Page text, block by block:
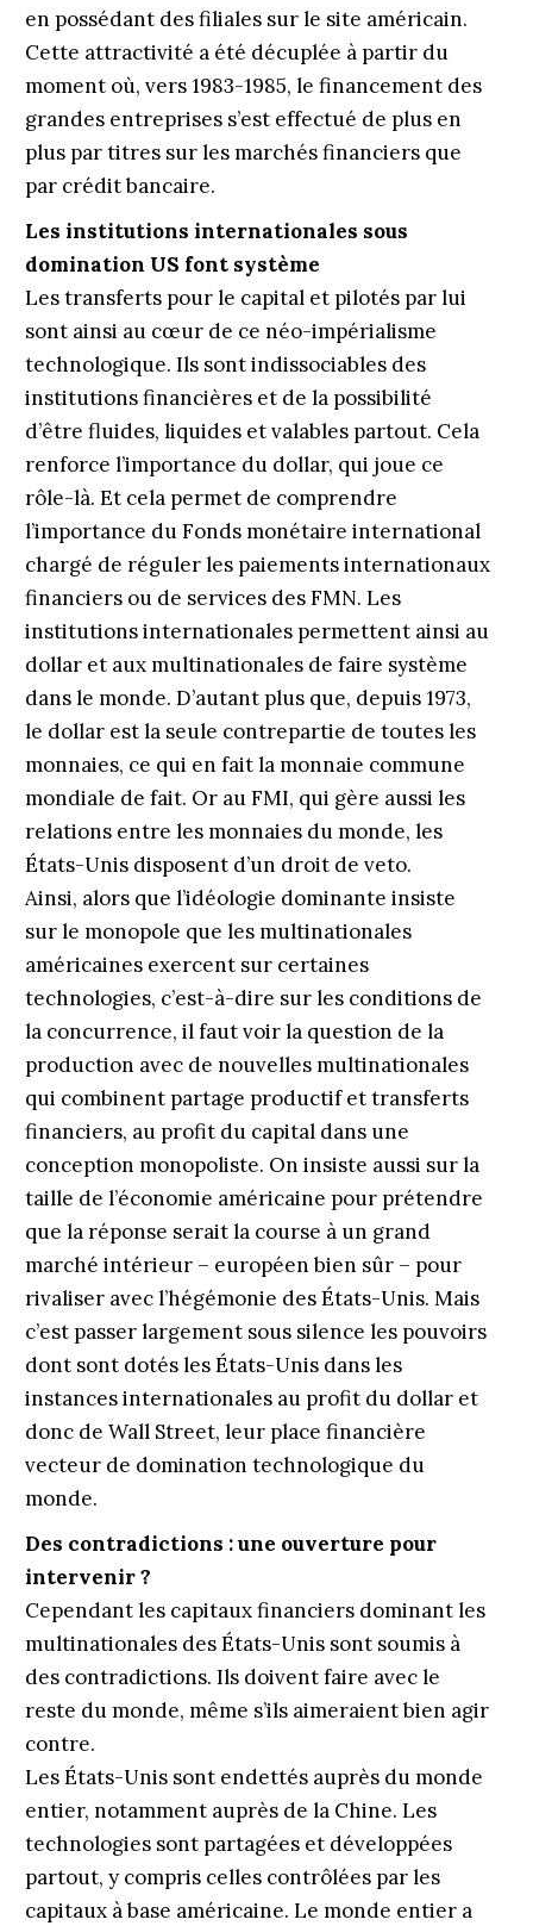
en possédant des filiales sur le site américain.
Cette attractivité a été décuplée à partir du
moment où, vers 1983-1985, le financement des
grandes entreprises s’est effectué de plus en
plus par titres sur les marchés financiers que
par crédit bancaire.
Les institutions internationales sous
domination US font système
Les transferts pour le capital et pilotés par lui
sont ainsi au cœur de ce néo-impérialisme
technologique. Ils sont indissociables des
institutions financières et de la possibilité
d’être fluides, liquides et valables partout. Cela
renforce l’importance du dollar, qui joue ce
rôle-là. Et cela permet de comprendre
l’importance du Fonds monétaire international
chargé de réguler les paiements internationaux
financiers ou de services des FMN. Les
institutions internationales permettent ainsi au
dollar et aux multinationales de faire système
dans le monde. D’autant plus que, depuis 1973,
le dollar est la seule contrepartie de toutes les
monnaies, ce qui en fait la monnaie commune
mondiale de fait. Or au FMI, qui gère aussi les
relations entre les monnaies du monde, les
États-Unis disposent d’un droit de veto.
Ainsi, alors que l’idéologie dominante insiste
sur le monopole que les multinationales
américaines exercent sur certaines
technologies, c’est-à-dire sur les conditions de
la concurrence, il faut voir la question de la
production avec de nouvelles multinationales
qui combinent partage productif et transferts
financiers, au profit du capital dans une
conception monopoliste. On insiste aussi sur la
taille de l’économie américaine pour prétendre
que la réponse serait la course à un grand
marché intérieur – européen bien sûr – pour
rivaliser avec l’hégémonie des États-Unis. Mais
c’est passer largement sous silence les pouvoirs
dont sont dotés les États-Unis dans les
instances internationales au profit du dollar et
donc de Wall Street, leur place financière
vecteur de domination technologique du
monde.
Des contradictions : une ouverture pour
intervenir ?
Cependant les capitaux financiers dominant les
multinationales des États-Unis sont soumis à
des contradictions. Ils doivent faire avec le
reste du monde, même s’ils aimeraient bien agir
contre.
Les États-Unis sont endettés auprès du monde
entier, notamment auprès de la Chine. Les
technologies sont partagées et développées
partout, y compris celles contrôlées par les
capitaux à base américaine. Le monde entier a